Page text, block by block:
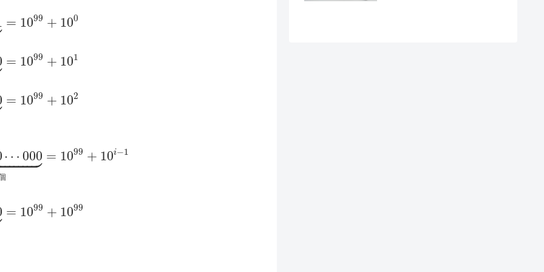
= 1099 + 100
= 1099 + 101
= 1099 + 102
⋯ 000

 = 1099 + 10i−1
= 1099 + 1099